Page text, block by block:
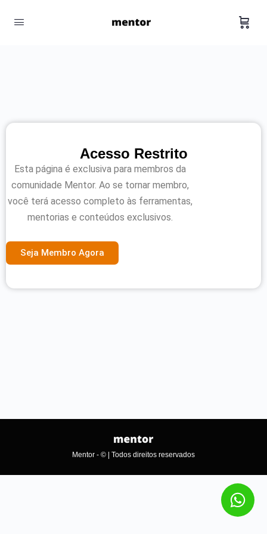
Acesso Restrito
Esta página é exclusiva para membros da
comunidade Mentor. Ao se tornar membro,
você terá acesso completo às ferramentas,
mentorias e conteúdos exclusivos.
Seja Membro Agora
Mentor - © | Todos direitos reservados